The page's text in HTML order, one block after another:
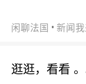
闲聊法国 新闻
逛逛，看看 。